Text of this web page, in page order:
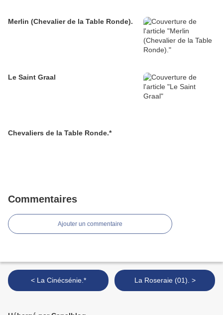
Merlin (Chevalier de la Table Ronde).
Le Saint Graal
Chevaliers de la Table Ronde.*
Commentaires
Ajouter un commentaire
< La Cinécsénie.* La Roseraie (01). >